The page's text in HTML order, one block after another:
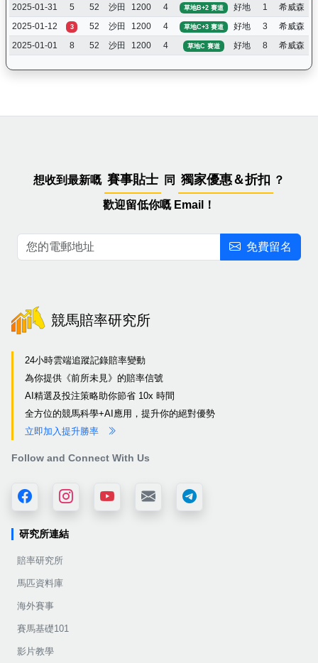
2025-01-31
5 52 沙田 1200 4 草地B+2 賽道 好地 1 希威森
2025-01-12
3 52 沙田 1200 4 草地C+3 賽道 好地 3 希威森
2025-01-01
8 52 沙田 1200 4 草地C 賽道 好地 8 希威森
想收到最新嘅 賽事貼士 同 獨家優惠＆折扣 ？
歡迎留低你嘅 Email！
免費留名
競馬賠率研究所
24小時雲端追蹤記錄賠率變動
為你提供《前所未見》的賠率信號
AI精選及投注策略助你節省 10x 時間
全方位的競馬科學+AI應用，提升你的絕對優勢
立即加入提升勝率
Follow and Connect With Us
研究所連結
賠率研究所
馬匹資料庫
海外賽事
賽馬基礎101
影片教學